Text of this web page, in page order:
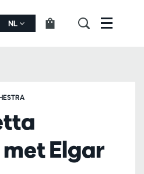
NL Menu
Elgar